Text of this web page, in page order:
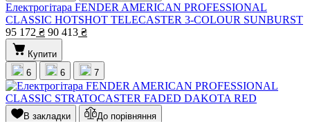
Електрогітара FENDER AMERICAN PROFESSIONAL
CLASSIC HOTSHOT TELECASTER 3-COLOUR SUNBURST
95 172 ₴ 90 413 ₴
Купити
6
6 7
В закладки До порівняння